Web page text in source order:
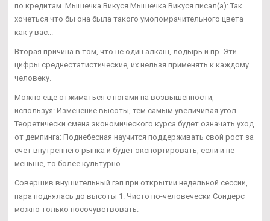
по кредитам. Мышечка Викуся Мышечка Викуся писал(а): Так
хочеться что бы она была такого умопомрачительного цвета
как у вас...
Вторая причина в том, что не один алкаш, лодырь и пр. Эти
цифры среднестатистические, их нельзя применять к каждому
человеку.
Можно еще отжиматься с ногами на возвышенности,
используя: Изменение высоты, тем самым увеличивая угол.
Теоретически смена экономического курса будет означать уход
от демпинга: Поднебесная научится поддерживать свой рост за
счет внутреннего рынка и будет экспортировать, если и не
меньше, то более культурно.
Совершив внушительный гэп при открытии недельной сессии,
пара поднялась до высоты 1. Чисто по-человечески Сондерс
можно только посочувствовать.